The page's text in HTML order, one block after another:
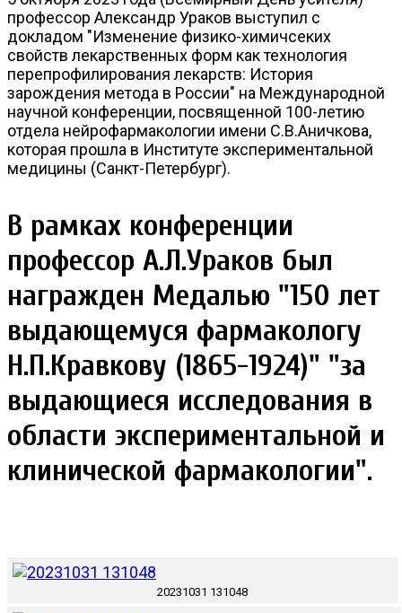
профессор Александр Ураков выступил с
докладом "Изменение физико-химичсеких
свойств лекарственных форм как технология
перепрофилирования лекарств: История
зарождения метода в России" на Международной
научной конференции, посвященной 100-летию
отдела нейрофармакологии имени С.В.Аничкова,
которая прошла в Институте экспериментальной
медицины (Санкт-Петербург).
В рамках конференции
профессор А.Л.Ураков был
награжден Медалью "150 лет
выдающемуся фармакологу
Н.П.Кравкову (1865-1924)" "за
выдающиеся исследования в
области экспериментальной и
клинической фармакологии".
20231031 131048